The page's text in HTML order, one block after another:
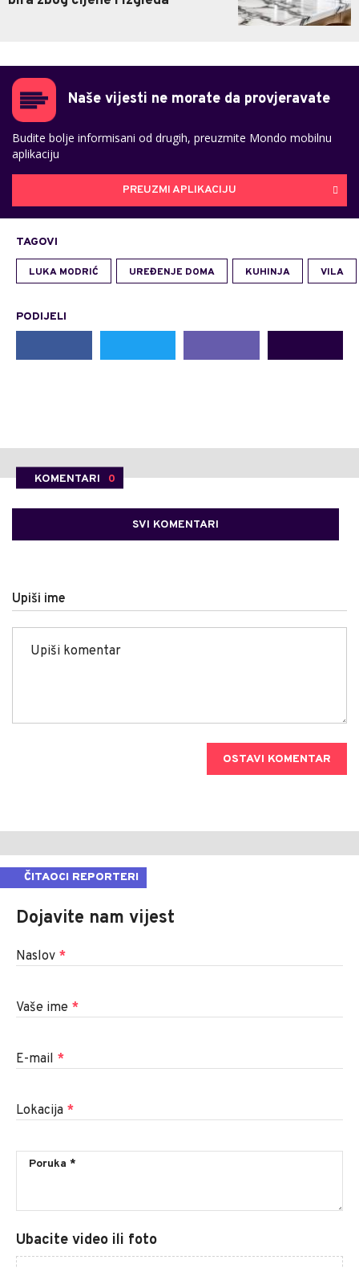
Naše vijesti ne morate da provjeravate
Budite bolje informisani od drugih, preuzmite Mondo mobilnu
aplikaciju
PREUZMI APLIKACIJU
TAGOVI
LUKA MODRIĆ UREĐENJE DOMA KUHINJA VILA
PODIJELI
KOMENTARI 0
SVI KOMENTARI
Upiši ime
OSTAVI KOMENTAR
ČITAOCI REPORTERI
Dojavite nam vijest
Naslov *
Vaše ime *
E-mail *
Lokacija *
Ubacite video ili foto